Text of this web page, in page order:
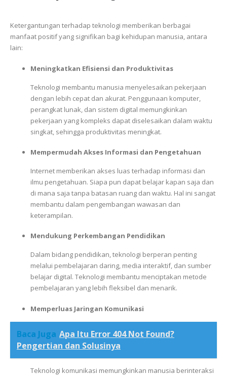
Ketergantungan terhadap teknologi memberikan berbagai
manfaat positif yang signifikan bagi kehidupan manusia, antara
lain:
Meningkatkan Efisiensi dan Produktivitas
Teknologi membantu manusia menyelesaikan pekerjaan
dengan lebih cepat dan akurat. Penggunaan komputer,
perangkat lunak, dan sistem digital memungkinkan
pekerjaan yang kompleks dapat diselesaikan dalam waktu
singkat, sehingga produktivitas meningkat.
Mempermudah Akses Informasi dan Pengetahuan
Internet memberikan akses luas terhadap informasi dan
ilmu pengetahuan. Siapa pun dapat belajar kapan saja dan
di mana saja tanpa batasan ruang dan waktu. Hal ini sangat
membantu dalam pengembangan wawasan dan
keterampilan.
Mendukung Perkembangan Pendidikan
Dalam bidang pendidikan, teknologi berperan penting
melalui pembelajaran daring, media interaktif, dan sumber
belajar digital. Teknologi membantu menciptakan metode
pembelajaran yang lebih fleksibel dan menarik.
Memperluas Jaringan Komunikasi
Baca Juga Apa Itu Error 404 Not Found?
Pengertian dan Solusinya
Teknologi komunikasi memungkinkan manusia berinteraksi